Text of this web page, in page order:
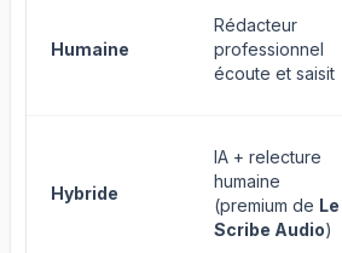
Humaine
Rédacteur
professionnel
écoute et saisit
Hybride
IA + relecture
humaine
(premium de Le
Scribe Audio)